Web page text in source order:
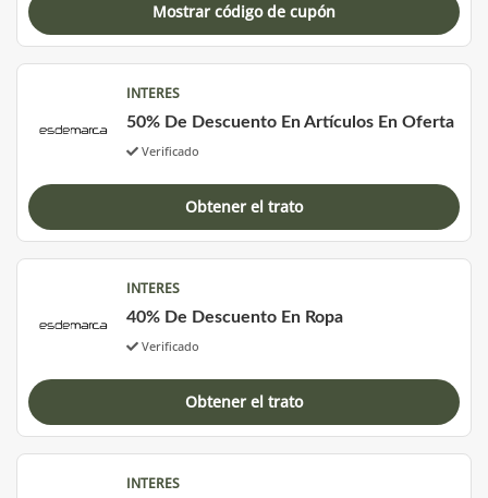
Mostrar código de cupón
INTERES
50% De Descuento En Artículos En Oferta
Verificado
Obtener el trato
INTERES
40% De Descuento En Ropa
Verificado
Obtener el trato
INTERES